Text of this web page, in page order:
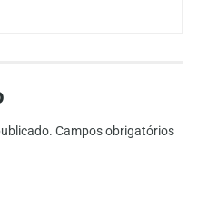
Campos obrigatórios